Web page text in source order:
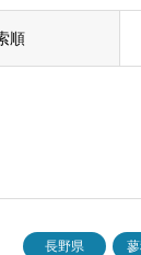
順
長野県